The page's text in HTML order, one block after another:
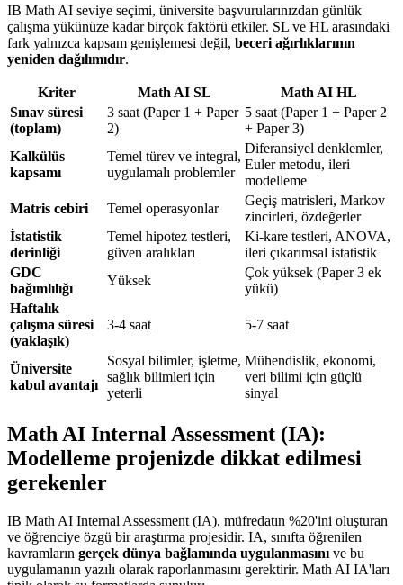
IB Math AI seviye seçimi, üniversite başvurularınızdan günlük
çalışma yükünüze kadar birçok faktörü etkiler. SL ve HL arasındaki
fark yalnızca kapsam genişlemesi değil, beceri ağırlıklarının
yeniden dağılımıdır.
Kriter Math AI SL
Math AI HL
Sınav süresi
(toplam)
3 saat (Paper 1 + Paper
2)
5 saat (Paper 1 + Paper 2
+ Paper 3)
Kalkülüs
kapsamı
Temel türev ve integral,
uygulamalı problemler
Diferansiyel denklemler,
Euler metodu, ileri
modelleme
Matris cebiri
Temel operasyonlar
Geçiş matrisleri, Markov
zincirleri, özdeğerler
İstatistik
derinliği
Temel hipotez testleri,
güven aralıkları
Ki-kare testleri, ANOVA,
ileri çıkarımsal istatistik
GDC
bağımlılığı
Yüksek
Çok yüksek (Paper 3 ek
yükü)
Haftalık
çalışma süresi
(yaklaşık)
3-4 saat 5-7 saat
Üniversite
kabul avantajı
Sosyal bilimler, işletme,
sağlık bilimleri için
yeterli
Mühendislik, ekonomi,
veri bilimi için güçlü
sinyal
Math AI Internal Assessment (IA):
Modelleme projenizde dikkat edilmesi
gerekenler
IB Math AI Internal Assessment (IA), müfredatın %20'ini oluşturan
ve öğrenciye özgü bir araştırma projesidir. IA, sınıfta öğrenilen
kavramların gerçek dünya bağlamında uygulanmasını ve bu
uygulamanın yazılı olarak raporlanmasını gerektirir. Math AI IA'ları